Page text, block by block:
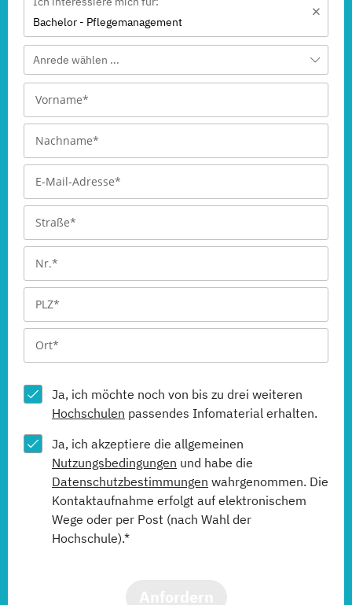
Bachelor - Pflegemanagement
Anrede wählen ...
Ja, ich möchte noch von bis zu drei weiteren
Hochschulen passendes Infomaterial erhalten.
Ja, ich akzeptiere die allgemeinen
Nutzungsbedingungen und habe die
Datenschutzbestimmungen wahrgenommen. Die
Kontaktaufnahme erfolgt auf elektronischem
Wege oder per Post (nach Wahl der
Hochschule).*